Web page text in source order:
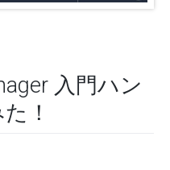
入門ハン
！